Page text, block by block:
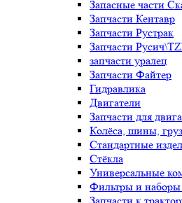
Запасные части
Запчасти Кентавр
Запчасти Рустрак
Запчасти
запчасти уралец
Запчасти Файтер
Гидравлика
Двигатели
Запчасти для
Колёса, шины,
Стандартные
Стёкла
Универсальные
Фильтры и